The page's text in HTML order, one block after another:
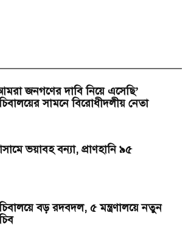
জনগণের দাবি নিয়ে এসেছি’
সামনে বিরোধীদলীয় নেতা
ভয়াবহ বন্যা, প্রাণহানি ৯৫
বড় রদবদল, ৫ মন্ত্রণালয়ে নতুন